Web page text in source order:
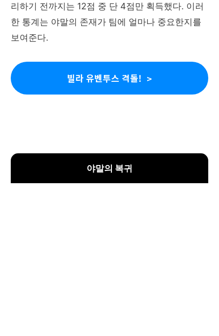
리하기 전까지는 12점 중 단 4점만 획득했다. 이러
한 통계는 야말의 존재가 팀에 얼마나 중요한지를
보여준다.
빌라 유벤투스 격돌!
야말의 복귀